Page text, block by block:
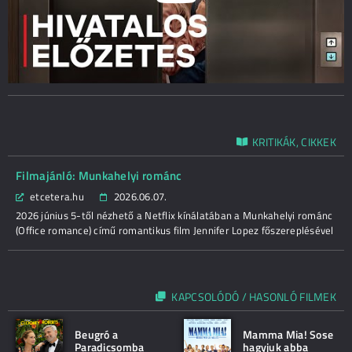
KRITIKÁK, CIKKEK
Filmajánló: Munkahelyi románc
etcetera.hu
2026.06.07.
2026 június 5-től nézhető a Netflix kínálatában a Munkahelyi románc
(Office romance) című romantikus film Jennifer Lopez főszereplésével
KAPCSOLÓDÓ / HASONLÓ FILMEK
Beugró a
Paradicsomba
Mamma Mia! Sose
hagyjuk abba